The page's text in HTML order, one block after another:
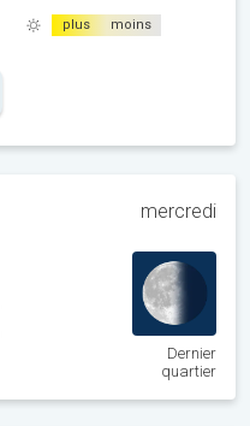
plus moins
mercredi
Dernier
quartier